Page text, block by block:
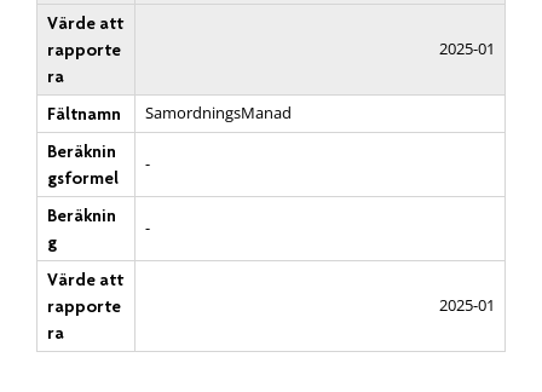
Värde att
rapporte
ra
2025-01
Fältnamn
SamordningsManad
Beräknin
gsformel
-
Beräknin
g
-
Värde att
rapporte
ra
2025-01